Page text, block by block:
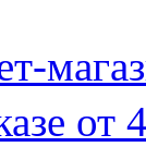
от